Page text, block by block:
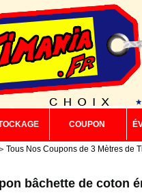
COUPON
Tous Nos Coupons de 3 Mètres de
bâchette de coton